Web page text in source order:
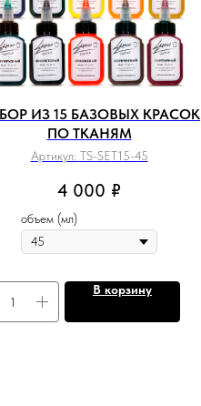
ИЗ 15 БАЗОВЫХ КРАСОК
ПО ТКАНЯМ
Артикул: TS-SET15-45
4 000 ₽
объем (мл)
В корзину